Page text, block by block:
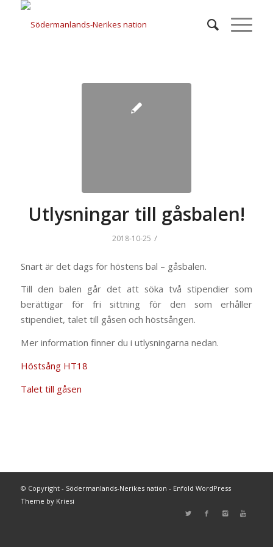
Utlysningar till gåsbalen!
2018-10-25 /
Snart är det dags för höstens bal – gåsbalen.
Till den balen går det att söka två stipendier som
berättigar för fri sittning för den som erhåller
stipendiet, talet till gåsen och höstsången.
Mer information finner du i utlysningarna nedan.
Höstsång HT18
Talet till gåsen
© Copyright - Södermanlands-Nerikes nation - Enfold WordPress
Theme by Kriesi